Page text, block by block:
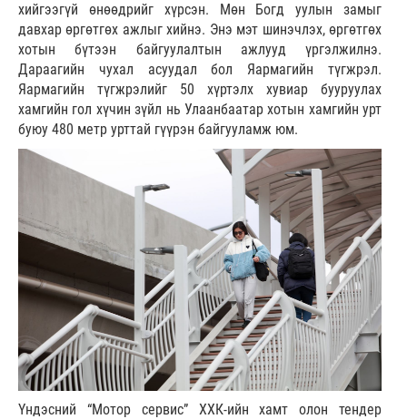
хийгээгүй өнөөдрийг хүрсэн. Мөн Богд уулын замыг
давхар өргөтгөх ажлыг хийнэ. Энэ мэт шинэчлэх, өргөтгөх
хотын бүтээн байгуулалтын ажлууд үргэлжилнэ.
Дараагийн чухал асуудал бол Яармагийн түгжрэл.
Яармагийн түгжрэлийг 50 хүртэлх хувиар бууруулах
хамгийн гол хүчин зүйл нь Улаанбаатар хотын хамгийн урт
буюу 480 метр урттай гүүрэн байгууламж юм.
Үндэсний “Мотор сервис” ХХК-ийн хамт олон тендер